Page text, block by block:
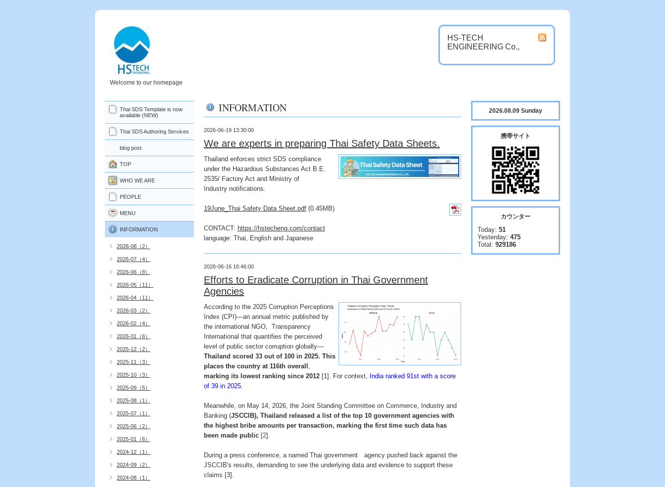
HS-TECH
ENGINEERING Co.,
Welcome to our homepage
INFORMATION
2026-06-19 13:30:00
We are experts in preparing Thai Safety Data Sheets.
Thailand enforces strict SDS compliance
under the Hazardous Substances Act B.E.
2535/ Factory Act and Ministry of
Industry notifications.
19June_Thai Safety Data Sheet.pdf (0.45MB)
CONTACT: https://hstecheng.com/contact
language: Thai, English and Japanese
2026-06-16 16:46:00
Efforts to Eradicate Corruption in Thai Government
Agencies
According to the 2025 Corruption Perceptions
Index (CPI)—an annual metric published by
the international NGO, Transparency
International that quantifies the perceived
level of public sector corruption globally—
Thailand scored 33 out of 100 in 2025. This
places the country at 116th overall ,
marking its lowest ranking since 2012 [1]. For context, India ranked 91st with a score
of 39 in 2025.
Meanwhile, on May 14, 2026, the Joint Standing Committee on Commerce, Industry and
Banking (JSCCIB), Thailand released a list of the top 10 government agencies with
the highest bribe amounts per transaction, marking the first time such data has
been made public [2].
During a press conference, a named Thai government
agency pushed back against the
JSCCIB's results, demanding to see the underlying data and evidence to support these
claims [3].
Thai SDS Template is now
available (NEW)
Thai SDS Authoring Services
blog post
TOP
WHO WE ARE
PEOPLE
MENU
INFORMATION
2026-08（2）
2026-07（4）
2026-06（8）
2026-05（11）
2026-04（11）
2026-03（2）
2026-02（4）
2026-01（6）
2025-12（2）
2025-11（3）
2025-10（3）
2025-09（5）
2025-08（1）
2025-07（1）
2025-06（2）
2025-01（6）
2024-12（1）
2024-09（2）
2024-08（1）
2026.08.09 Sunday
携帯サイト
カウンター
Today: 51
Yesterday: 475
Total: 929186